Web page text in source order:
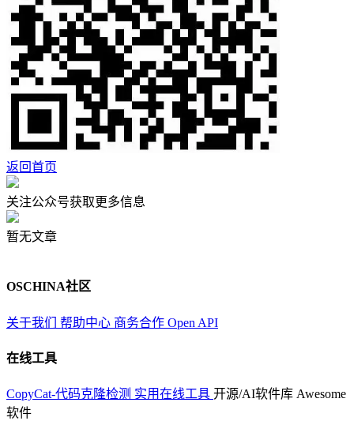
返回首页
关注公众号获取更多信息
暂无文章
OSCHINA社区
关于我们 帮助中心 商务合作 Open API
在线工具
CopyCat-代码克隆检测 实用在线工具 开源/AI软件库 Awesome
软件